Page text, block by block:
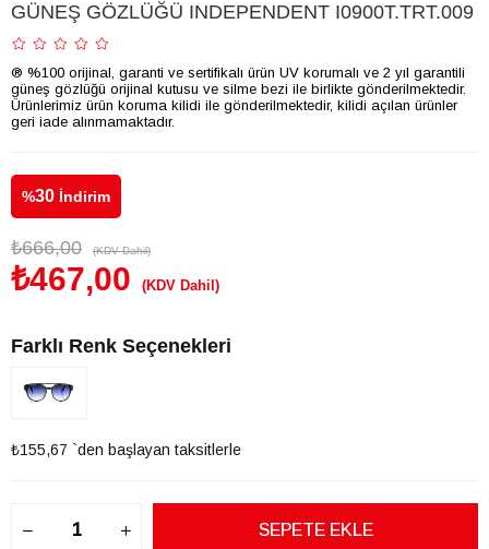
GÜNEŞ GÖZLÜĞÜ INDEPENDENT I0900T.TRT.009
® %100 orijinal, garanti ve sertifikalı ürün UV korumalı ve 2 yıl garantili
güneş gözlüğü orijinal kutusu ve silme bezi ile birlikte gönderilmektedir.
Ürünlerimiz ürün koruma kilidi ile gönderilmektedir, kilidi açılan ürünler
geri iade alınmamaktadır.
%30 İndirim
₺666,00 (KDV Dahil)
₺467,00 (KDV Dahil)
Farklı Renk Seçenekleri
₺155,67 `den başlayan taksitlerle